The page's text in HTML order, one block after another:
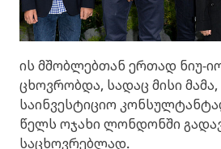
ის მშობლებთან ერთად ნიუ-
ცხოვრობდა, სადაც მისი
საინვესტიციო
წელს ოჯახი ლონდონში
საცხოვრებლად.